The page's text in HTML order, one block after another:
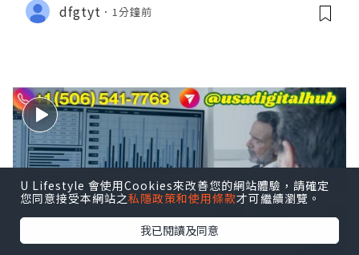
dfgtyt 1分鐘前
U Lifestyle 會使用Cookies來改善您的網站體驗，請確定
您同意接受本網站之私隱政策和使用條款才可繼續瀏覽。
我已閱讀及同意